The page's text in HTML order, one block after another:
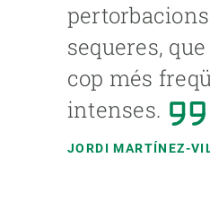
sequeres,
cop més
intenses.
JORDI MARTÍNEZ-